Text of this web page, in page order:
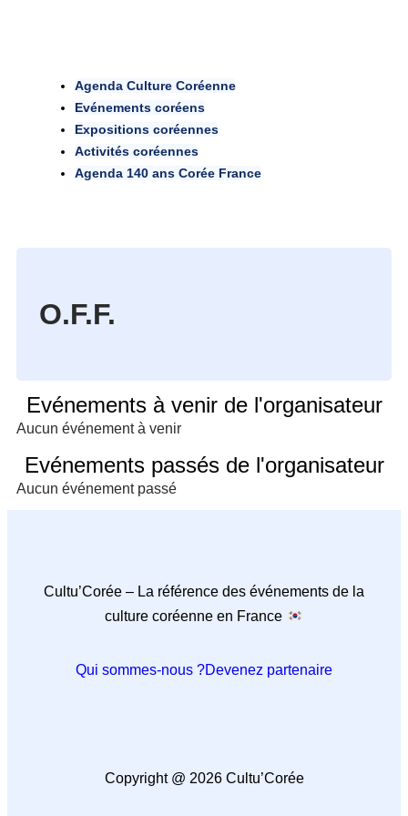
Agenda Culture Coréenne
Evénements coréens
Expositions coréennes
Activités coréennes
Agenda 140 ans Corée France
O.F.F.
Evénements à venir de l'organisateur
Aucun événement à venir
Evénements passés de l'organisateur
Aucun événement passé
Cultu’Corée – La référence des événements de la
culture coréenne en France
Qui sommes-nous ?Devenez partenaire
Copyright @ 2026 Cultu’Corée